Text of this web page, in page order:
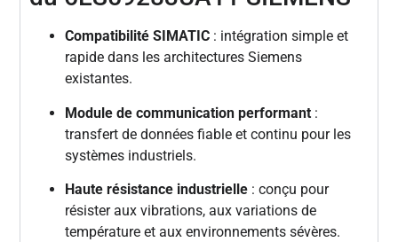
Compatibilité SIMATIC : intégration simple et
rapide dans les architectures Siemens
existantes.
Module de communication performant :
transfert de données fiable et continu pour les
systèmes industriels.
Haute résistance industrielle : conçu pour
résister aux vibrations, aux variations de
température et aux environnements sévères.